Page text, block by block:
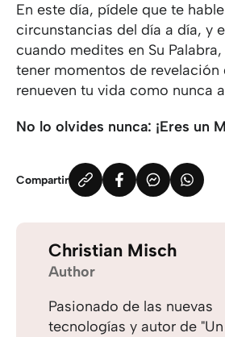
En este día, pídele que te
circunstancias del día a día, y
cuando medites en Su
tener momentos de
renueven tu vida como nunca
No lo olvides nunca: ¡Eres un
Compartir
Christian Misch
Author
Pasionado de las nuevas
tecnologías y autor de